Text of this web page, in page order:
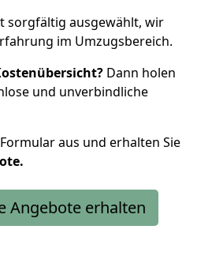
sorgfältig ausgewählt, wir
im Umzugsbereich.
Dann holen
und unverbindliche
aus und erhalten Sie
Angebote erhalten